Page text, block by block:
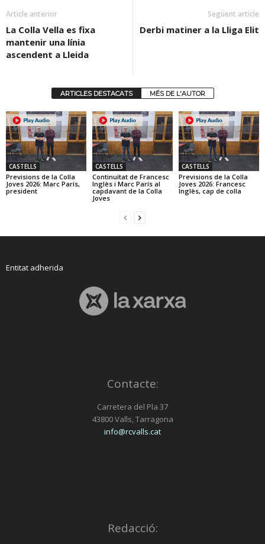
Article anterior
La Colla Vella es fixa
mantenir una línia
ascendent a Lleida
Següent article
Derbi matiner a la Lliga Elit
ARTICLES DESTACATS MÉS DE L'AUTOR
CASTELLS
Previsions de la Colla
Joves 2026: Marc París,
president
CASTELLS
Continuïtat de Francesc
Inglès i Marc París al
capdavant de la Colla
Joves
CASTELLS
Previsions de la Colla
Joves 2026: Francesc
Inglès, cap de colla
Entitat adherida
Contacte:
Carretera del Pla 37
43800 Valls, Tarragona
info@rcvalls.cat
Redacció: